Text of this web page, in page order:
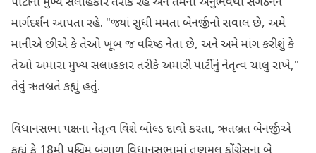
માર્ગદર્શન આપતા રહે. "જ્યાં સુધી મમતા બેનર્જીનો સવાલ છે, અમે
માનીએ છીએ કે તેઓ ખૂબ જ વરિષ્ઠ નેતા છે, અને અમે માંગ કરીશું કે
તેઓ અમારા મુખ્ય સલાહકાર તરીકે અમારી પાર્ટીનું નેતૃત્વ ચાલુ રાખે,"
તેવું ઋતબ્રતે કહ્યું હતું.
વિધાનસભા પક્ષના નેતૃત્વ વિશે બોલ્ડ દાવો કરતા, ઋતબ્રત બેનર્જીએ